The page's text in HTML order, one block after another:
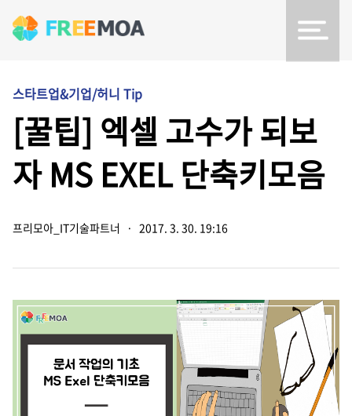
스타트업&기업/허니 Tip
[꿀팁] 엑셀 고수가 되보
자 MS EXEL 단축키모음
프리모아_IT기술파트너 · 2017. 3. 30. 19:16